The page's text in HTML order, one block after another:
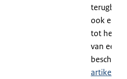
ook een
tot het
van een
artikel